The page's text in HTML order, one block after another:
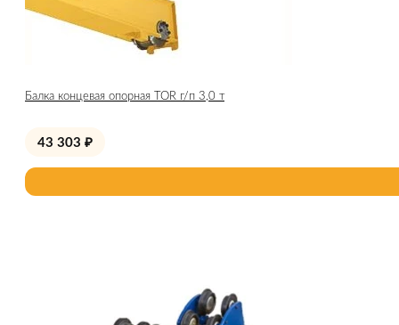
Балка концевая опорная TOR г/п 3,0 т
43 303 ₽